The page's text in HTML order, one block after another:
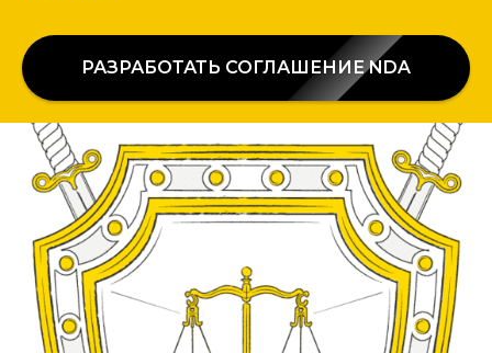
РАЗРАБОТАТЬ СОГЛАШЕНИЕ NDA